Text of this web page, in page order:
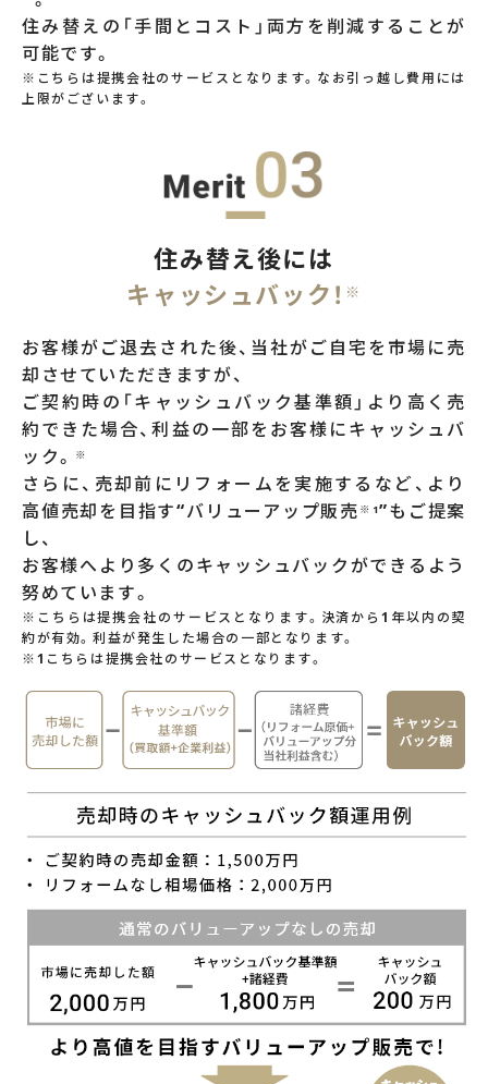
住み替えの「手間とコスト」両方を削減することが
可能です。
※こちらは提携会社のサービスとなります。なお引っ越し費用には
上限がございます。
住み替え後には
キャッシュバック！ ※
お客様がご退去された後、当社がご自宅を市場に売
却させていただきますが、
ご契約時の「キャッシュバック基準額」より高く売
約できた場合、利益の一部をお客様にキャッシュバ
ック。
※
さらに、売却前にリフォームを実施するなど、より
高値売却を目指す“バリューアップ販売 ※1”もご提案
し、
お客様へより多くのキャッシュバックができるよう
努めています。
※こちらは提携会社のサービスとなります。決済から1年以内の契
約が有効。利益が発生した場合の一部となります。
※1こちらは提携会社のサービスとなります。